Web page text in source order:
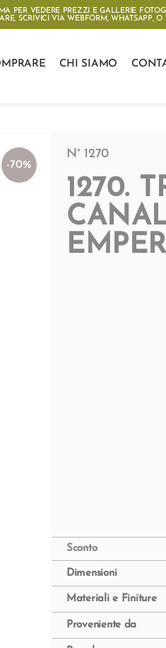
PER VEDERE PREZZI E GALLERIE
SCRIVICI VIA WEBFORM, WHATSAPP, O
CHI SIAMO
-70%
N° 1270
1270.
Sconto
Dimensioni
Materiali e Finiture
Proveniente da